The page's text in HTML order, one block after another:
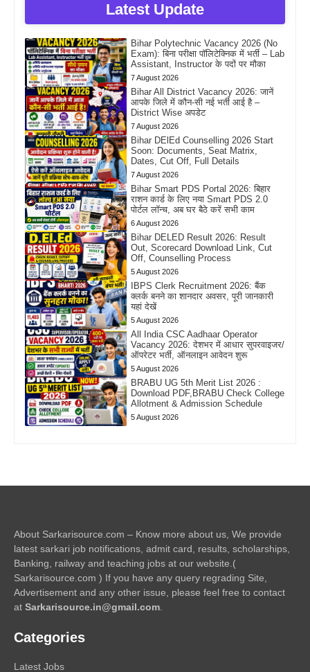
Latest Update
Bihar Polytechnic Vacancy 2026 (No
Exam): बिना परीक्षा पॉलिटेक्निक में भर्ती – Lab
Assistant, Instructor के पदों पर मौका
7 August 2026
Bihar All District Vacancy 2026: जानें
आपके जिले में कौन-सी नई भर्ती आई है –
District Wise अपडेट
7 August 2026
Bihar DElEd Counselling 2026 Start
Soon: Documents, Seat Matrix,
Dates, Cut Off, Full Details
7 August 2026
Bihar Smart PDS Portal 2026: बिहार
राशन कार्ड के लिए नया Smart PDS 2.0
पोर्टल लॉन्च, अब घर बैठे करें सभी काम
6 August 2026
Bihar DELED Result 2026: Result
Out, Scorecard Download Link, Cut
Off, Counselling Process
5 August 2026
IBPS Clerk Recruitment 2026: बैंक
क्लर्क बनने का शानदार अवसर, पूरी जानकारी
यहां देखें
5 August 2026
All India CSC Aadhaar Operator
Vacancy 2026: देशभर में आधार सुपरवाइजर/
ऑपरेटर भर्ती, ऑनलाइन आवेदन शुरू
5 August 2026
BRABU UG 5th Merit List 2026 :
Download PDF,BRABU Check College
Allotment & Admission Schedule
5 August 2026
About Sarkarisource.com – Know more about us, We provide
latest sarkari job notifications, admit card, results, scholarships,
Banking, railway and teaching jobs at our website.(
Sarkarisource.com ) If you have any query regrading Site,
Advertisement and any other issue, please feel free to contact
at Sarkarisource.in@gmail.com
Categories
Latest Jobs